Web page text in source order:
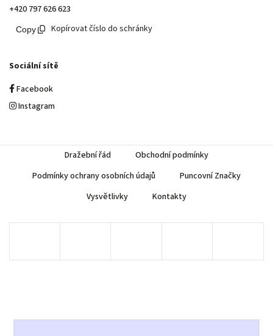
+420 797 626 623
Kopírovat číslo do schránky
Sociální sítě
Facebook
Instagram
Dražební řád
Obchodní podmínky
Podmínky ochrany osobních údajů
Puncovní Značky
Vysvětlivky
Kontakty